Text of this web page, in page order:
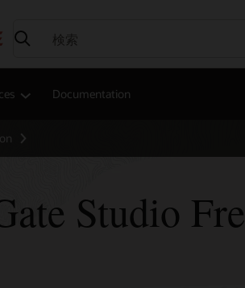
Documentation
Studio